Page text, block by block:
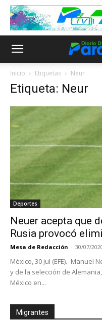
Inicio Etiquetas Neur
Etiqueta: Neur
Deportes
Neuer acepta que
Rusia provocó
Mesa de Redacción - 30/07/
México, 30 jul (EFE).- Manuel
y de la selección de
México en...
Migrantes